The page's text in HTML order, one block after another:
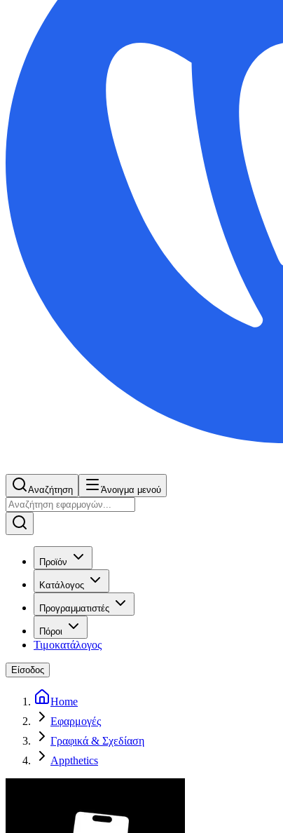
Αναζήτηση Άνοιγμα μενού
Προϊόν
Κατάλογος
Προγραμματιστές
Πόροι
Τιμοκατάλογος
Είσοδος
Home
Εφαρμογές
Γραφικά & Σχεδίαση
Appthetics